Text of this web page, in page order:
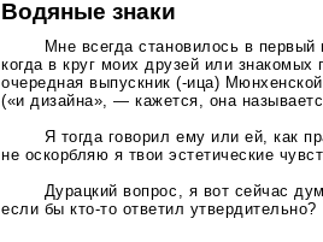
Водяные знаки
Мне всегда становилось в
когда в круг моих друзей или
очередная выпускник (-ица)
(«и дизайна», — кажется, она
Я тогда говорил ему или ей, как
не оскорбляю я твои эстетические
Дурацкий вопрос, я вот сейчас
если быкто-то ответил утвердительно?